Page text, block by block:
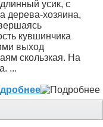
усик, с
дерева-хозяина,
кувшинчика
выход
скользкая. На
...